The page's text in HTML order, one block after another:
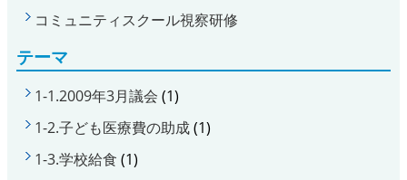
コミュニティスクール視察研修
テーマ
1-1.2009年3月議会 (1)
1-2.子ども医療費の助成(1)
1-3.学校給食 (1)